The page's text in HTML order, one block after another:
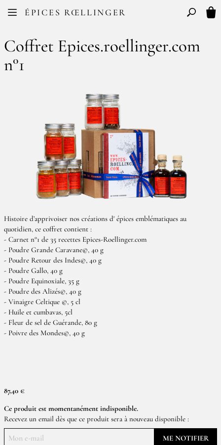
ÉPICES RŒLLINGER
FR EN Basculer
Coffret Epices.roellinger.com
n°1
Histoire d’apprivoiser nos créations d' épices emblématiques au
quotidien, ce coffret contient :
- Carnet n°1 de 35 recettes Epices-Roellinger.com
- Poudre Grande Caravane©, 40 g
- Poudre Retour des Indes©, 40 g
- Poudre Gallo, 40 g
- Poudre Equinoxiale, 35 g
- Poudre des Alizés©, 40 g
- Vinaigre Celtique ©, 5 cl
- Huile et cumbavas, 5cl
- Fleur de sel de Guérande, 80 g
- Poivre des Mondes©, 40 g
87,40 €
Ce produit est momentanément indisponible.
Recevez un email dès que ce produit sera à nouveau disponible :
ME NOTIFIER